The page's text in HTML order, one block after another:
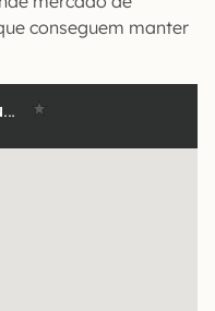
conseguem manter